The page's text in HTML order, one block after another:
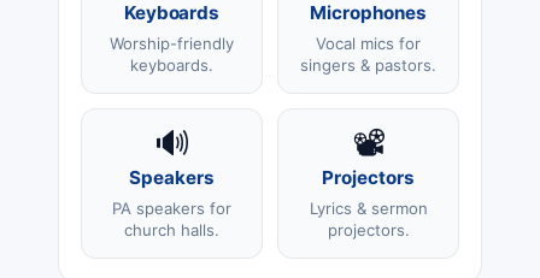
Keyboards
Worship-friendly
keyboards.
Microphones
Vocal mics for
singers & pastors.
🔊
Speakers
PA speakers for
church halls.
📽️
Projectors
Lyrics & sermon
projectors.